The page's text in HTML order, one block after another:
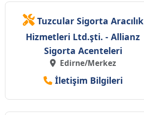
Tuzcular Sigorta Aracılık
Hizmetleri Ltd.şti. - Allianz
Sigorta Acenteleri
Edirne/Merkez
İletişim Bilgileri